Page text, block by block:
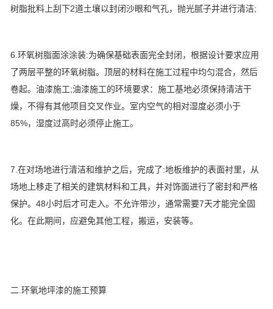
树脂批料上刮下2道土壤以封闭沙眼和气孔，抛光腻子并进行清洁;
6.环氧树脂面涂涂装:为确保基础表面完全封闭，根据设计要求应用
了两层平整的环氧树脂。顶层的材料在施工过程中均匀混合，然后
卷起。油漆施工;油漆施工的环境要求：施工基地必须保持清洁干
燥，不得有其他项目交叉作业。室内空气的相对湿度必须小于
85%，湿度过高时必须停止施工。
7.在对场地进行清洁和维护之后，完成了:地板维护的表面衬里，从
场地上移走了相关的建筑材料和工具，并对饰面进行了密封和严格
保护。48小时后才可走入。不允许带沙，通常需要7天才能完全固
化。在此期间，应避免其他工程，搬运，安装等。
二.环氧地坪漆的施工预算